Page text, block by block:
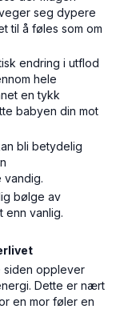
seg dypere
til å føles som om
endring i utflod
hele
en tykk
babyen din mot
bli betydelig
vandig.
bølge av
enn vanlig.
siden opplever
Dette er nært
en mor føler en